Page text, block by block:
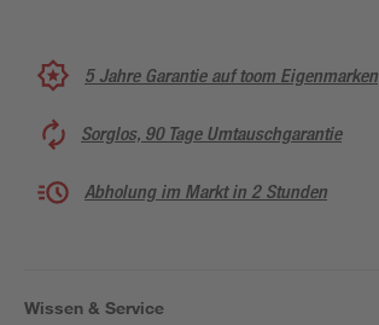
5 Jahre Garantie auf toom Eigenmarken
Sorglos, 90 Tage Umtauschgarantie
Abholung im Markt in 2 Stunden
Wissen & Service